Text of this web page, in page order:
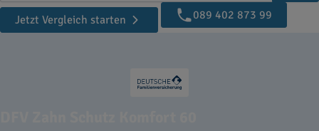
Jetzt Vergleich starten
089 402 873 99